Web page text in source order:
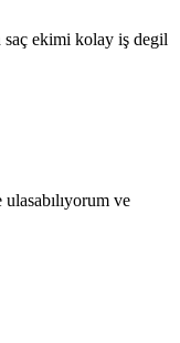
saç ekimi kolay iş degil
ulasabılıyorum ve